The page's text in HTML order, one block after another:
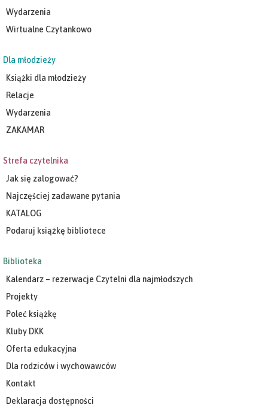
Wydarzenia
Wirtualne Czytankowo
Dla młodzieży
Książki dla młodzieży
Relacje
Wydarzenia
ZAKAMAR
Strefa czytelnika
Jak się zalogować?
Najczęściej zadawane pytania
KATALOG
Podaruj książkę bibliotece
Biblioteka
Kalendarz – rezerwacje Czytelni dla najmłodszych
Projekty
Poleć książkę
Kluby DKK
Oferta edukacyjna
Dla rodziców i wychowawców
Kontakt
Deklaracja dostępności